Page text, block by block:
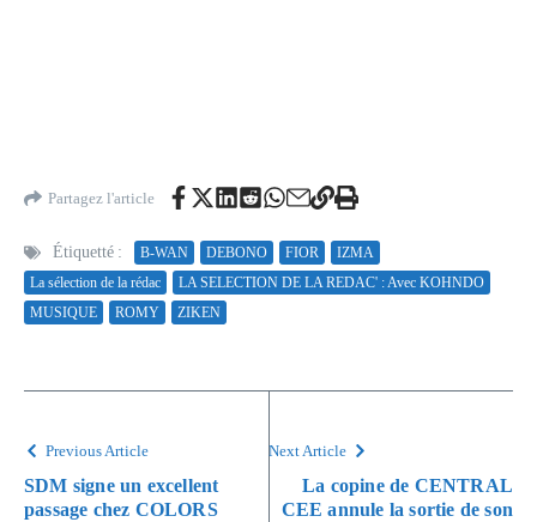
Partagez l'article
Étiquetté : B-WAN DEBONO FIOR
IZMA
La sélection de la rédac
LA SELECTION DE LA REDAC' : Avec KOHNDO
MUSIQUE
ROMY ZIKEN
Previous Article
SDM signe un excellent
passage chez COLORS
Next Article
La copine de CENTRAL
CEE annule la sortie de son